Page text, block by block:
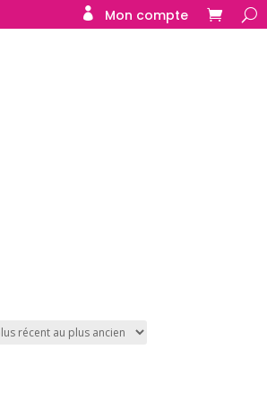
Mon compte